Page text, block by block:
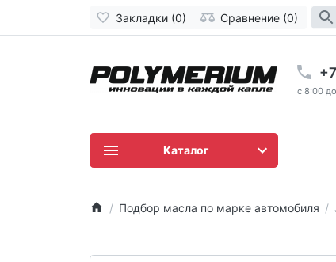
Закладки (0) Сравнение (0)
c 8:00
Каталог
Подбор масла по марке автомобиля